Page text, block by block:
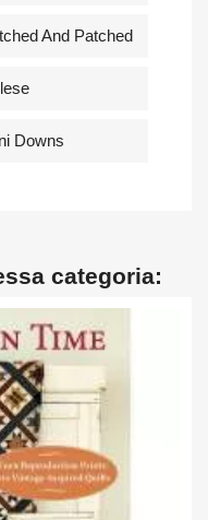
And Patched
Downs
categoria: